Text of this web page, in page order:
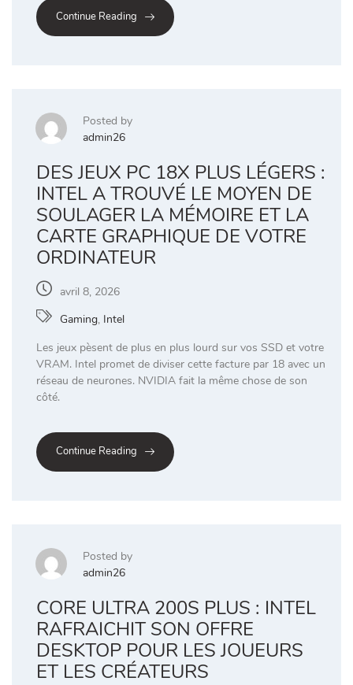
Continue Reading
Posted by
admin26
DES JEUX PC 18X PLUS LÉGERS :
INTEL A TROUVÉ LE MOYEN DE
SOULAGER LA MÉMOIRE ET LA
CARTE GRAPHIQUE DE VOTRE
ORDINATEUR
avril 8, 2026
Gaming, Intel
Les jeux pèsent de plus en plus lourd sur vos SSD et votre
VRAM. Intel promet de diviser cette facture par 18 avec un
réseau de neurones. NVIDIA fait la même chose de son
côté.
Continue Reading
Posted by
admin26
CORE ULTRA 200S PLUS : INTEL
RAFRAICHIT SON OFFRE
DESKTOP POUR LES JOUEURS
ET LES CRÉATEURS